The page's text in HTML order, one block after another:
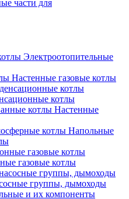
части для
Электроотопительные
Настенные газовые котлы
котлы
Настенные
Напольные
газовые котлы
группы, дымоходы